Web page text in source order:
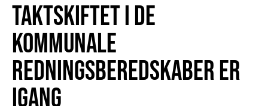
TAKTSKIFTET I DE
KOMMUNALE
REDNINGSBEREDSKABER ER
IGANG